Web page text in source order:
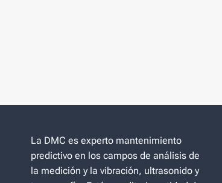
La DMC es experto mantenimiento
predictivo en los campos de análisis de
la medición y la vibración, ultrasonido y